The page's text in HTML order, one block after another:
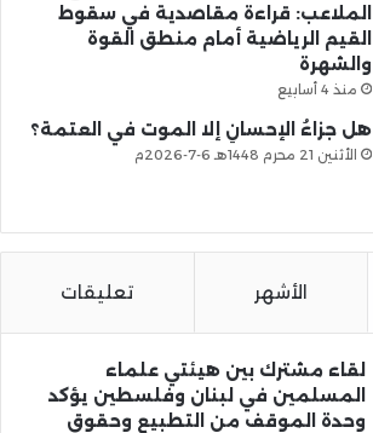
الملاعب: قراءة مقاصدية في سقوط
القيم الرياضية أمام منطق القوة
والشهرة
منذ 4 أسابيع
هل جزاءُ الإحسانِ إلا الموت في العتمة؟
الأثنين 21 محرم 1448هـ 6-7-2026م
الأشهر تعليقات
لقاء مشترك بين هيئتي علماء
المسلمين في لبنان وفلسطين يؤكد
وحدة الموقف من التطبيع وحقوق